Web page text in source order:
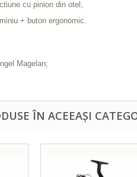
cu pinion din otel;
+ buton ergonomic.
Magelan;
ÎN ACEEAȘI